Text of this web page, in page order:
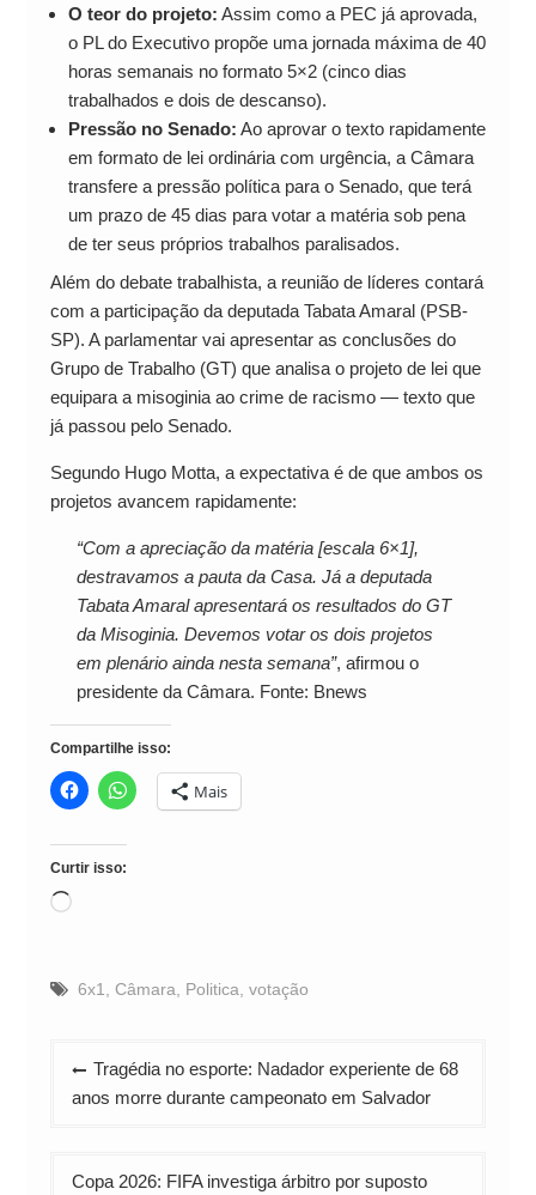
O teor do projeto: Assim como a PEC já aprovada,
o PL do Executivo propõe uma jornada máxima de 40
horas semanais no formato 5×2 (cinco dias
trabalhados e dois de descanso).
Pressão no Senado: Ao aprovar o texto rapidamente
em formato de lei ordinária com urgência, a Câmara
transfere a pressão política para o Senado, que terá
um prazo de 45 dias para votar a matéria sob pena
de ter seus próprios trabalhos paralisados.
Além do debate trabalhista, a reunião de líderes contará
com a participação da deputada Tabata Amaral (PSB-
SP). A parlamentar vai apresentar as conclusões do
Grupo de Trabalho (GT) que analisa o projeto de lei que
equipara a misoginia ao crime de racismo — texto que
já passou pelo Senado.
Segundo Hugo Motta, a expectativa é de que ambos os
projetos avancem rapidamente:
“Com a apreciação da matéria [escala 6×1],
destravamos a pauta da Casa. Já a deputada
Tabata Amaral apresentará os resultados do GT
da Misoginia. Devemos votar os dois projetos
em plenário ainda nesta semana”, afirmou o
presidente da Câmara. Fonte: Bnews
Compartilhe isso:
Mais
Curtir isso:
Carregando...
6x1 Câmara Politica votação
Navegação
de
Tragédia no esporte: Nadador experiente de 68
anos morre durante campeonato em Salvador
Copa 2026: FIFA investiga árbitro por suposto